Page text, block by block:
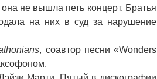
не вышла петь концерт. Братья
на них в суд за нарушение
, соавтор песни «Wonders